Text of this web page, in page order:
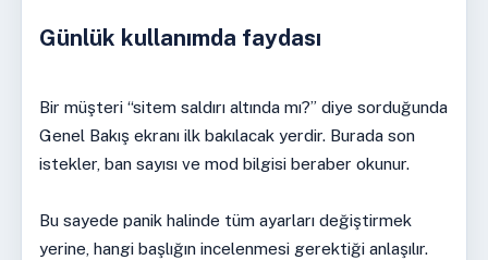
Günlük kullanımda faydası
Bir müşteri “sitem saldırı altında mı?” diye sorduğunda
Genel Bakış ekranı ilk bakılacak yerdir. Burada son
istekler, ban sayısı ve mod bilgisi beraber okunur.
Bu sayede panik halinde tüm ayarları değiştirmek
yerine, hangi başlığın incelenmesi gerektiği anlaşılır.